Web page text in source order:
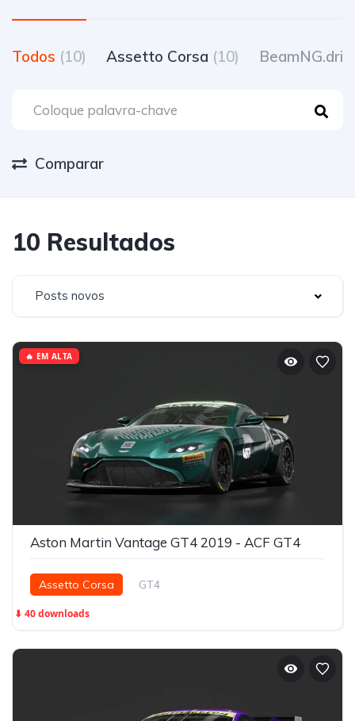
Todos (10) Assetto Corsa (10)
Comparar
10 Resultados
Posts novos
Aston Martin Vantage GT4 2019 - ACF GT4
Assetto Corsa GT4
⬇ 40 downloads
🔥 EM ALTA